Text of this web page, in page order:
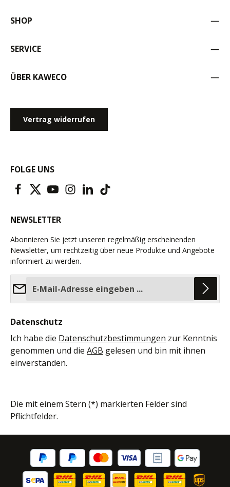
SHOP
SERVICE
ÜBER KAWECO
Vertrag widerrufen
FOLGE UNS
NEWSLETTER
Abonnieren Sie jetzt unseren regelmäßig erscheinenden
Newsletter, um rechtzeitig über neue Produkte und Angebote
informiert zu werden.
Datenschutz
Ich habe die Datenschutzbestimmungen zur Kenntnis
genommen und die AGB gelesen und bin mit ihnen
einverstanden.
Die mit einem Stern (*) markierten Felder sind
Pflichtfelder.